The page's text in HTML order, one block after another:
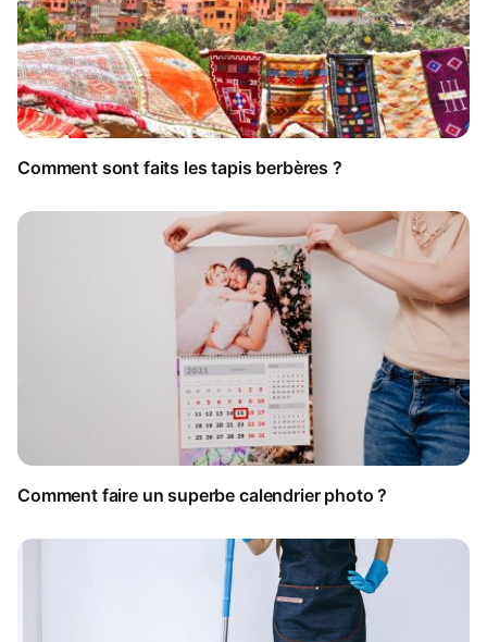
Comment sont faits les tapis berbères ?
Comment faire un superbe calendrier photo ?